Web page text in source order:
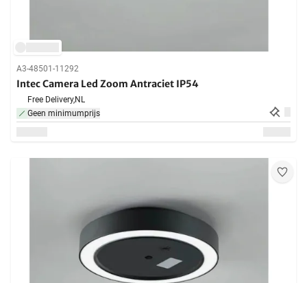
A3-48501-11292
Intec Camera Led Zoom Antraciet IP54
Free Delivery,NL
Geen minimumprijs